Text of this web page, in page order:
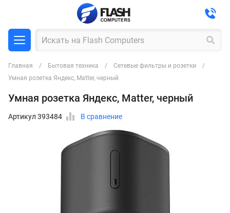
Главная Бытовая техника
Сетевые фильтры и розетки
Умная розетка Яндекс, Matter, черный
Умная розетка Яндекс, Matter, черный
Артикул 393484 В сравнение